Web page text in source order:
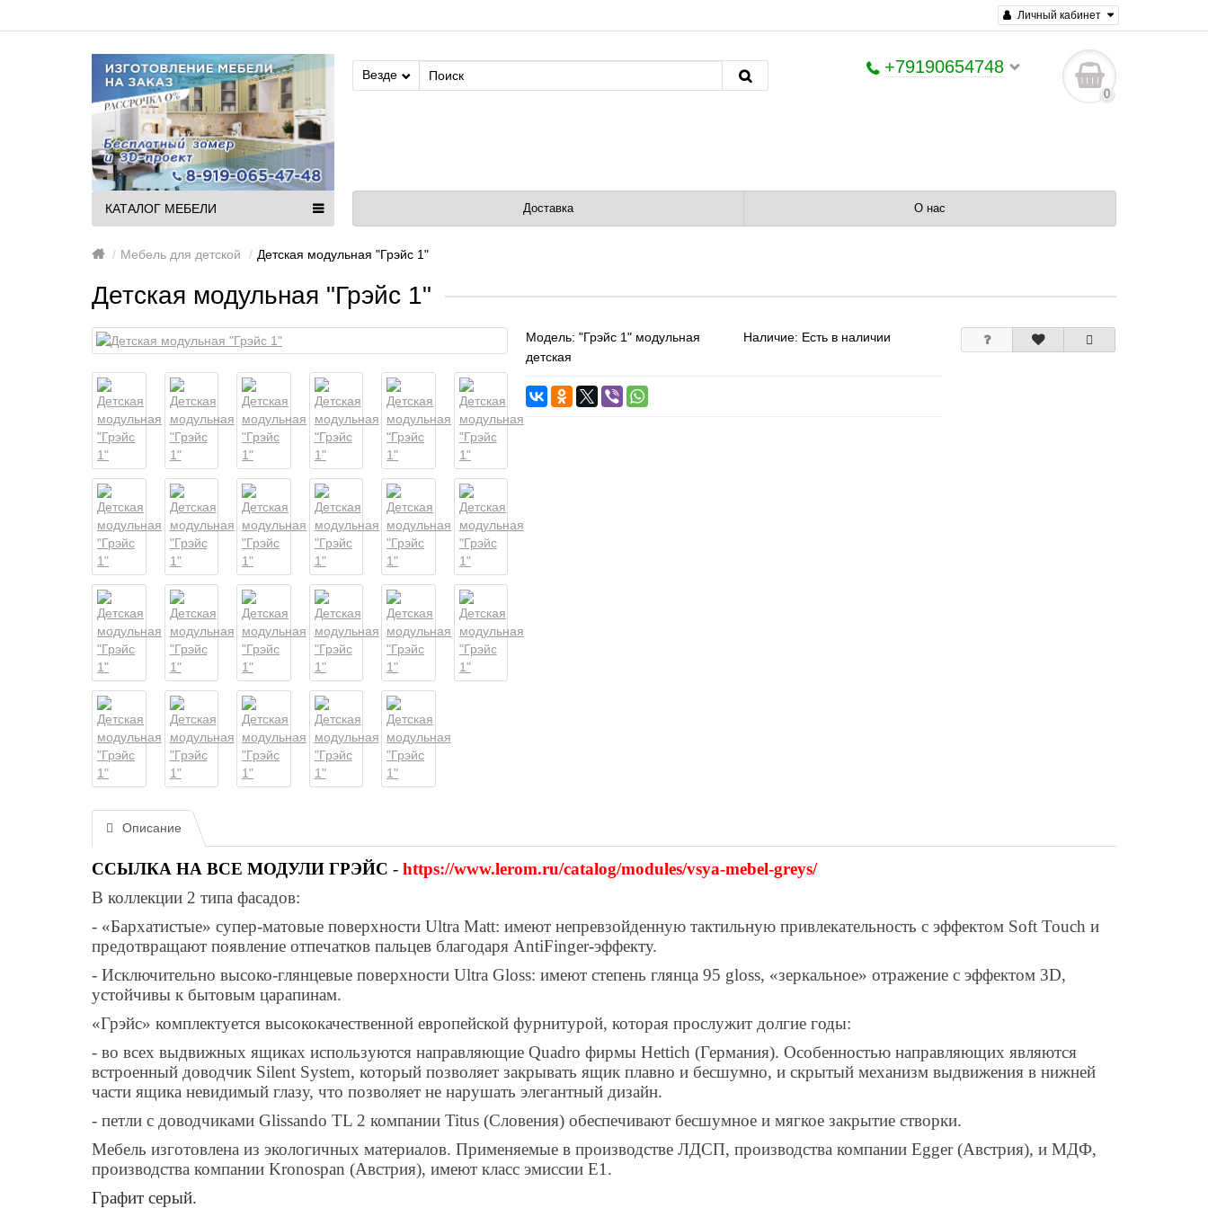
Личный кабинет
+79190654748
0
Везде
Доставка О нас
КАТАЛОГ МЕБЕЛИ
Мебель для детской Детская модульная "Грэйс 1"
Детская модульная "Грэйс 1"
Модель:"Грэйс 1" модульная
детская
Наличие: Есть в наличии
Описание
ССЫЛКА НА ВСЕ МОДУЛИ ГРЭЙС - https://www.lerom.ru/catalog/modules/vsya-mebel-greys/
В коллекции 2 типа фасадов:
- «Бархатистые» супер-матовые поверхности Ultra Matt: имеют непревзойденную тактильную привлекательность с эффектом Soft Touch и
предотвращают появление отпечатков пальцев благодаря AntiFinger-эффекту.
- Исключительно высоко-глянцевые поверхности Ultra Gloss: имеют степень глянца 95 gloss, «зеркальное» отражение с эффектом 3D,
устойчивы к бытовым царапинам.
«Грэйс» комплектуется высококачественной европейской фурнитурой, которая прослужит долгие годы:
- во всех выдвижных ящиках используются направляющие Quadro фирмы Hettich (Германия). Особенностью направляющих являются
встроенный доводчик Silent System, который позволяет закрывать ящик плавно и бесшумно, и скрытый механизм выдвижения в нижней
части ящика невидимый глазу, что позволяет не нарушать элегантный дизайн.
- петли с доводчиками Glissando TL 2 компании Titus (Словения) обеспечивают бесшумное и мягкое закрытие створки.
Мебель изготовлена из экологичных материалов. Применяемые в производстве ЛДСП, производства компании Egger(Австрия), и МДФ,
производства компании Kronospan (Австрия), имеют класс эмиссии Е1.
Графит серый.